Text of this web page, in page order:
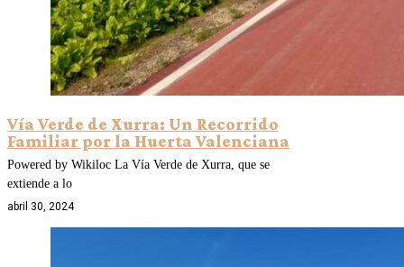
Vía Verde de Xurra: Un Recorrido
Familiar por la Huerta Valenciana
Powered by Wikiloc La Vía Verde de Xurra, que se
extiende a lo
abril 30, 2024